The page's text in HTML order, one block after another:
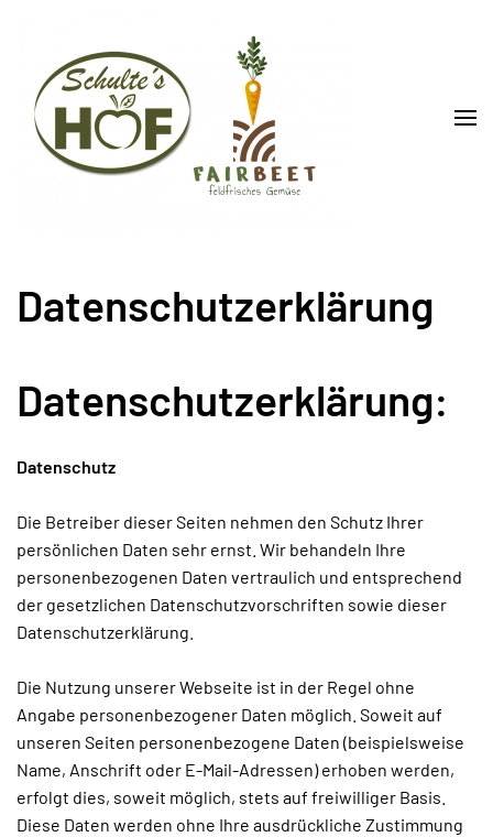
Skip to main content
Datenschutzerklärung
Datenschutzerklärung:
Datenschutz
Die Betreiber dieser Seiten nehmen den Schutz Ihrer
persönlichen Daten sehr ernst. Wir behandeln Ihre
personenbezogenen Daten vertraulich und entsprechend
der gesetzlichen Datenschutzvorschriften sowie dieser
Datenschutzerklärung.
Die Nutzung unserer Webseite ist in der Regel ohne
Angabe personenbezogener Daten möglich. Soweit auf
unseren Seiten personenbezogene Daten (beispielsweise
Name, Anschrift oder E-Mail-Adressen) erhoben werden,
erfolgt dies, soweit möglich, stets auf freiwilliger Basis.
Diese Daten werden ohne Ihre ausdrückliche Zustimmung